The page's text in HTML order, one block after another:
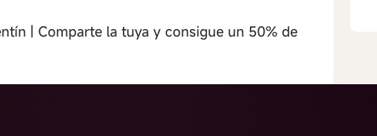
| Comparte la tuya y consigue un 50% de